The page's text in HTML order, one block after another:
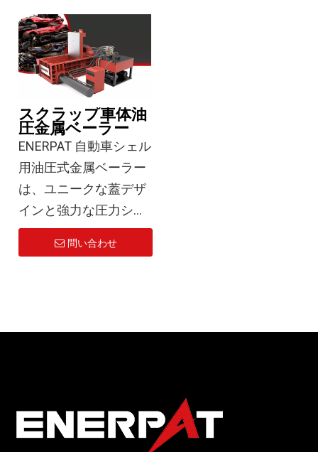
のない柔軟性を備え、
さまざまな作業現場に
簡単に移動できるた
め、複数の拠点がある
企業やスペースが限ら
れている企業に最適で
す。現場での解体プロ
ジェクトや一時的なリ
サイクルセットアップ
に最適です。
ップ置き場に最適で
す。
た。
理するために設計され
た強力なソリューショ
ンです。冷間押出技術
とインテリジェントな
油圧システムを統合
し、信頼性の高いパフ
ォーマンスを実現しま
す。
このカーベーラースク
ラップ金属梱包機は、
最大で 鉄スクラップの
て得られるベールは、
ます。
大幅に削減され、物流
に費用対効果の高いソ
リューションが提供さ
れます。
スクラップ車体油
圧金属ベーラー
ENERPAT 自動車シェル
用油圧式金属ベーラー
は、ユニークな蓋デザ
インと強力な圧力シス
テムを備えており、大
型のスクラップ車体を
輸送を容易にします。
問い合わせ